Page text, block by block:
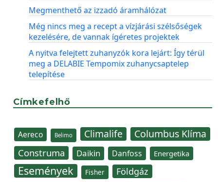
Megmenthető az izzadó áramhálózat
Még nincs meg a recept a vízjárási szélsőségek
kezelésére, de vannak ígéretes projektek
A nyitva felejtett zuhanyzók kora lejárt: Így térül
meg a DELABIE Tempomix zuhanycsaptelep
telepítése
Címkefelhő
Aereco Belimo Climalife Columbus Klíma
Construma Daikin Danfoss Energetika
Események Fisher Földgáz